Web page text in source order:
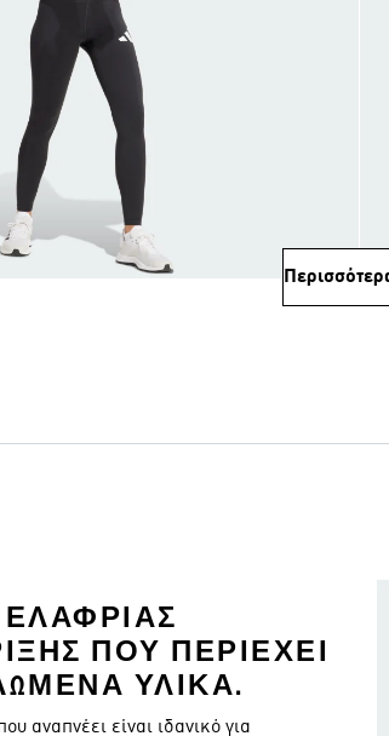
ΕΛΑΦΡΙΆΣ
ΠΟΥ ΠΕΡΙΈΧΕΙ
ΥΛΙΚΆ.
αναπνέει είναι ιδανικό για